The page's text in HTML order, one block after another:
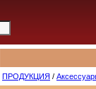
ПРОДУКЦИЯ /